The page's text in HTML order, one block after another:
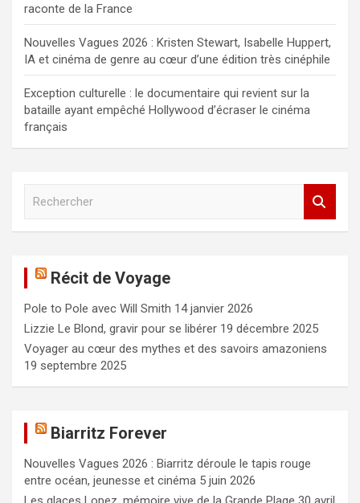
raconte de la France
Nouvelles Vagues 2026 : Kristen Stewart, Isabelle Huppert,
IA et cinéma de genre au cœur d’une édition très cinéphile
Exception culturelle : le documentaire qui revient sur la
bataille ayant empêché Hollywood d’écraser le cinéma
français
c
h
e
r
Récit de Voyage
Pole to Pole avec Will Smith 14 janvier 2026
Lizzie Le Blond, gravir pour se libérer 19 décembre 2025
Voyager au cœur des mythes et des savoirs amazoniens
19 septembre 2025
Biarritz Forever
Nouvelles Vagues 2026 : Biarritz déroule le tapis rouge
entre océan, jeunesse et cinéma 5 juin 2026